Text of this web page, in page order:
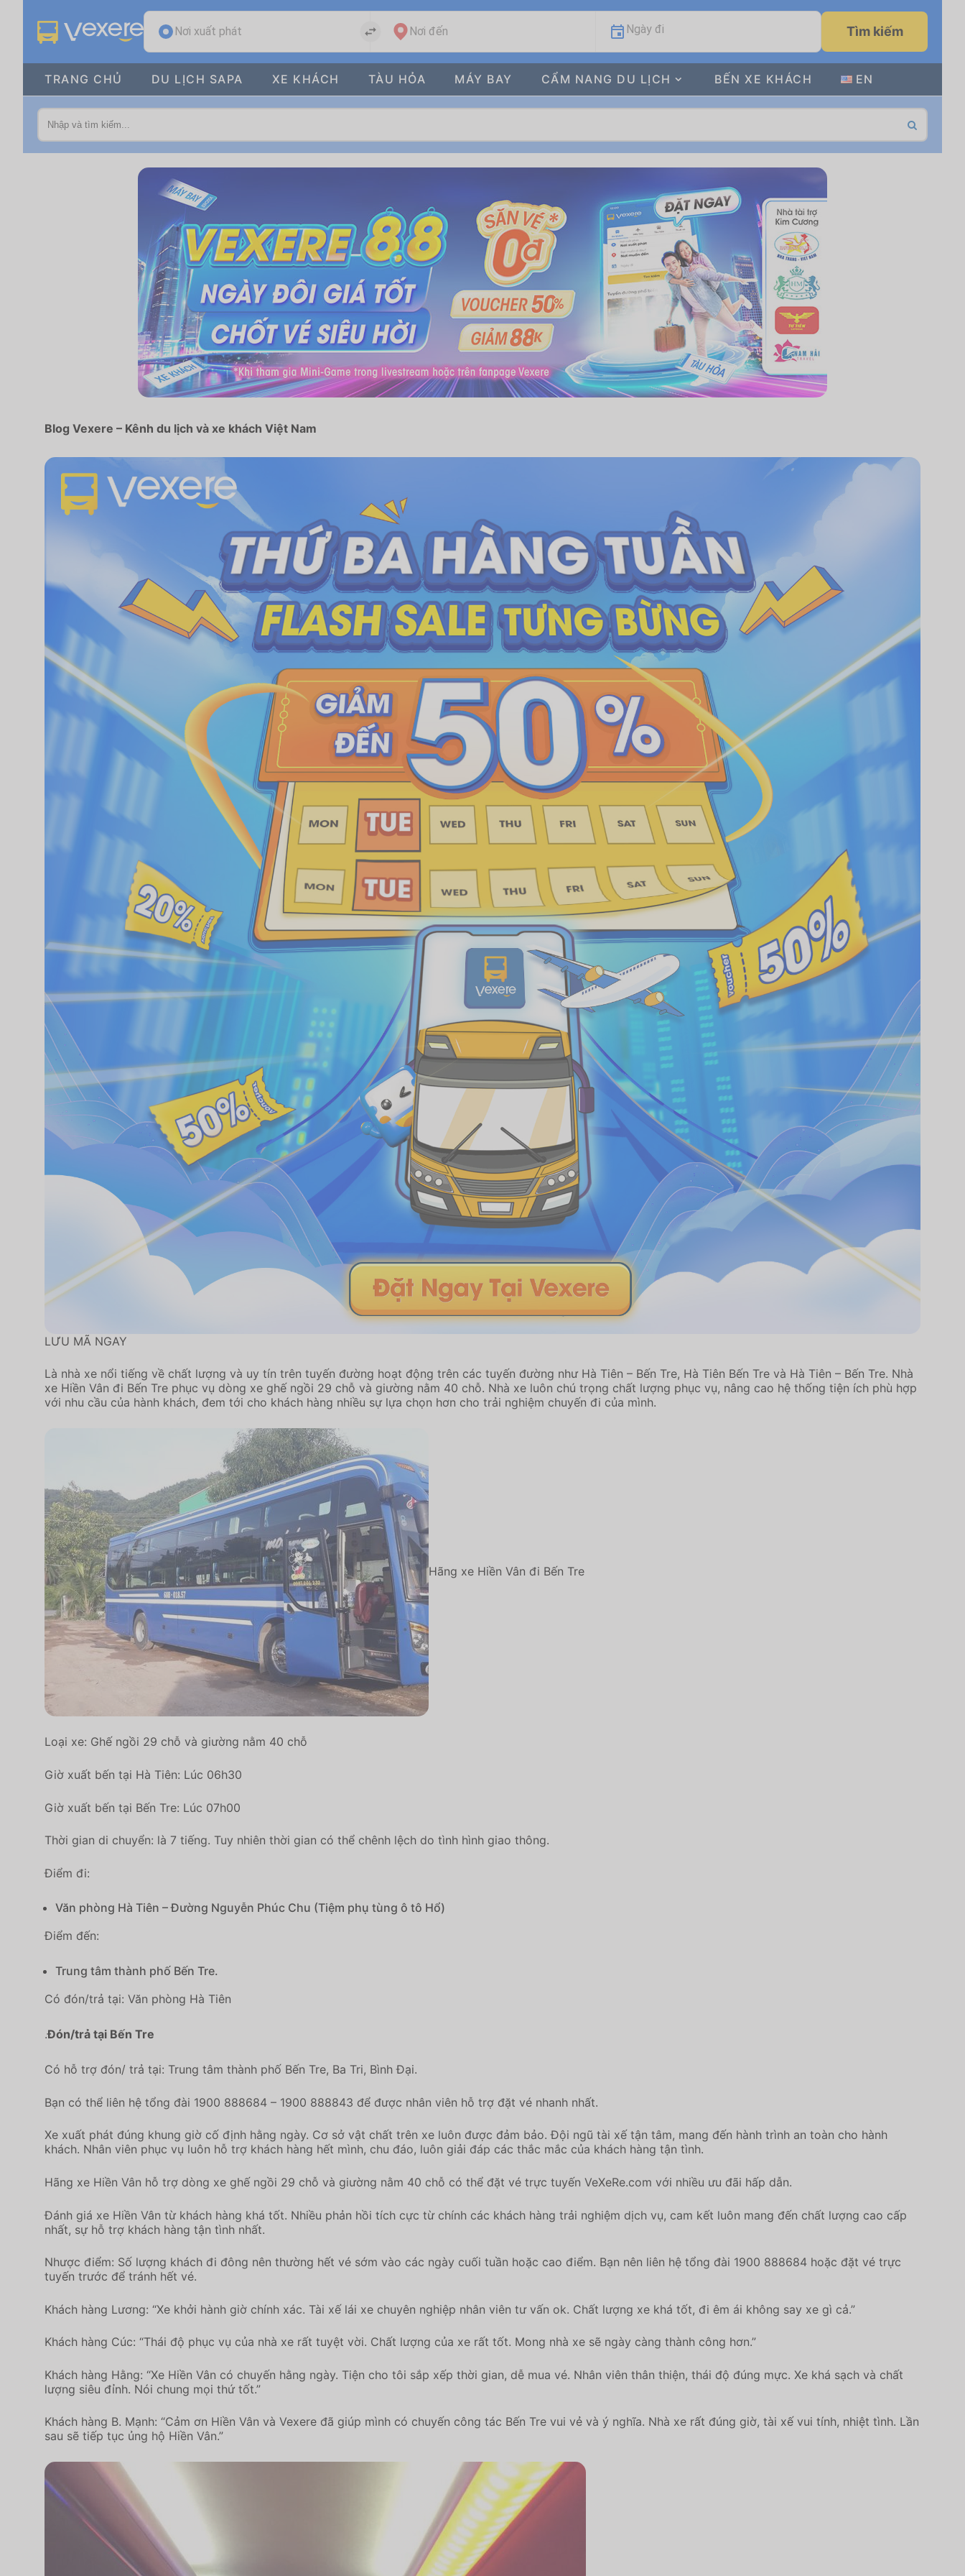
Nơi xuất phát Nơi đến Ngày đi Tìm kiếm
TRANG CHỦ DU LỊCH SAPA XE KHÁCH TÀU HỎA MÁY BAY CẨM NANG DU LỊCH BẾN XE KHÁCH EN
Blog Vexere – Kênh du lịch và xe khách Việt Nam
LƯU MÃ NGAY
Là nhà xe nổi tiếng về chất lượng và uy tín trên tuyến đường hoạt động trên các tuyến đường như Hà Tiên – Bến Tre, Hà Tiên Bến Tre và Hà Tiên – Bến Tre. Nhà
xe Hiền Vân đi Bến Tre phục vụ dòng xe ghế ngồi 29 chỗ và giường nằm 40 chỗ. Nhà xe luôn chú trọng chất lượng phục vụ, nâng cao hệ thống tiện ích phù hợp
với nhu cầu của hành khách, đem tới cho khách hàng nhiều sự lựa chọn hơn cho trải nghiệm chuyến đi của mình.
Hãng xe Hiền Vân đi Bến Tre
Loại xe: Ghế ngồi 29 chỗ và giường nằm 40 chỗ
Giờ xuất bến tại Hà Tiên: Lúc 06h30
Giờ xuất bến tại Bến Tre: Lúc 07h00
Thời gian di chuyển: là 7 tiếng. Tuy nhiên thời gian có thể chênh lệch do tình hình giao thông.
Điểm đi:
Văn phòng Hà Tiên – Đường Nguyễn Phúc Chu (Tiệm phụ tùng ô tô Hổ)
Điểm đến:
Trung tâm thành phố Bến Tre.
Có đón/trả tại: Văn phòng Hà Tiên
.Đón/trả tại Bến Tre
Có hỗ trợ đón/ trả tại: Trung tâm thành phố Bến Tre, Ba Tri, Bình Đại.
Bạn có thể liên hệ tổng đài 1900 888684 – 1900 888843 để được nhân viên hỗ trợ đặt vé nhanh nhất.
Xe xuất phát đúng khung giờ cố định hằng ngày. Cơ sở vật chất trên xe luôn được đảm bảo. Đội ngũ tài xế tận tâm, mang đến hành trình an toàn cho hành
khách. Nhân viên phục vụ luôn hỗ trợ khách hàng hết mình, chu đáo, luôn giải đáp các thắc mắc của khách hàng tận tình.
Hãng xe Hiền Vân hỗ trợ dòng xe ghế ngồi 29 chỗ và giường nằm 40 chỗ có thể đặt vé trực tuyến VeXeRe.com với nhiều ưu đãi hấp dẫn.
Đánh giá xe Hiền Vân từ khách hàng khá tốt. Nhiều phản hồi tích cực từ chính các khách hàng trải nghiệm dịch vụ, cam kết luôn mang đến chất lượng cao cấp
nhất, sự hỗ trợ khách hàng tận tình nhất.
Nhược điểm: Số lượng khách đi đông nên thường hết vé sớm vào các ngày cuối tuần hoặc cao điểm. Bạn nên liên hệ tổng đài 1900 888684 hoặc đặt vé trực
tuyến trước để tránh hết vé.
Khách hàng Lương: “Xe khởi hành giờ chính xác. Tài xế lái xe chuyên nghiệp nhân viên tư vấn ok. Chất lượng xe khá tốt, đi êm ái không say xe gì cả.”
Khách hàng Cúc: “Thái độ phục vụ của nhà xe rất tuyệt vời. Chất lượng của xe rất tốt. Mong nhà xe sẽ ngày càng thành công hơn.”
Khách hàng Hằng: “Xe Hiền Vân có chuyến hằng ngày. Tiện cho tôi sắp xếp thời gian, dễ mua vé. Nhân viên thân thiện, thái độ đúng mực. Xe khá sạch và chất
lượng siêu đỉnh. Nói chung mọi thứ tốt.”
Khách hàng B. Mạnh: “Cảm ơn Hiền Vân và Vexere đã giúp mình có chuyến công tác Bến Tre vui vẻ và ý nghĩa. Nhà xe rất đúng giờ, tài xế vui tính, nhiệt tình. Lần
sau sẽ tiếp tục ủng hộ Hiền Vân.”